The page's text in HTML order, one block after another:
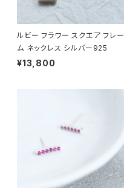
ルビー フラワー スクエア フレー
ム ネックレス シルバー925
¥13,800